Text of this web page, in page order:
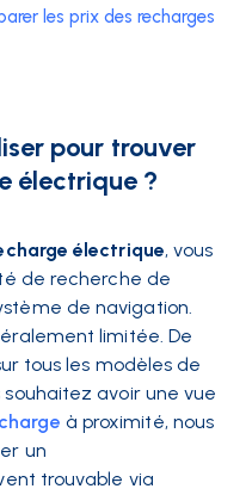
les prix des recharges
pour trouver
électrique ?
électrique, vous
de recherche de
de navigation.
limitée. De
tous les modèles de
souhaitez avoir une vue
à proximité, nous
un
trouvable via